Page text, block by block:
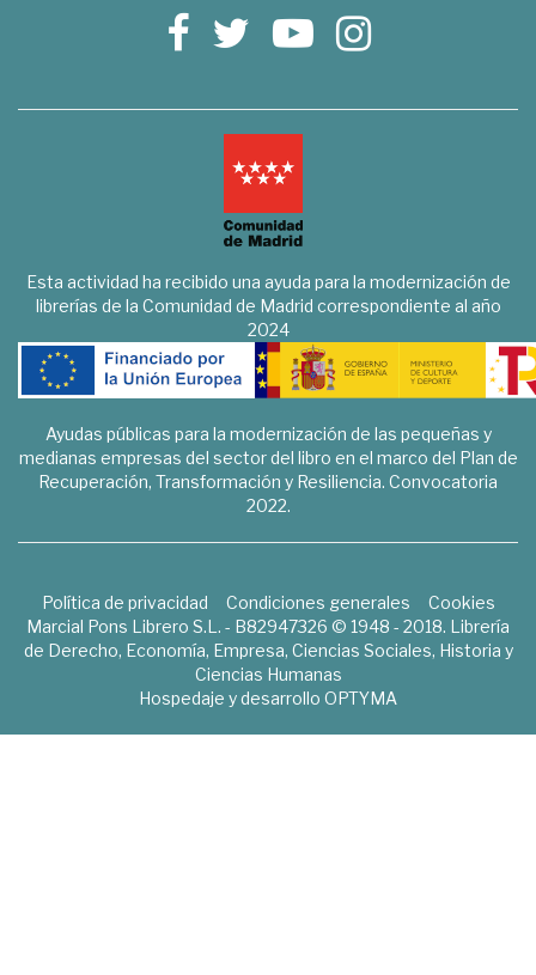
Esta actividad ha recibido una ayuda para la modernización de
librerías de la Comunidad de Madrid correspondiente al año
2024
Ayudas públicas para la modernización de las pequeñas y
medianas empresas del sector del libro en el marco del Plan de
Recuperación, Transformación y Resiliencia. Convocatoria
2022.
Política de privacidad Condiciones generales
Cookies
Marcial Pons Librero S.L. - B82947326 © 1948 - 2018. Librería
de Derecho, Economía, Empresa, Ciencias Sociales, Historia y
Ciencias Humanas
Hospedaje y desarrollo OPTYMA